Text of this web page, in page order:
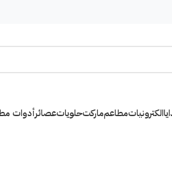
الكترونياتمطاعمماركتحلوياتعصائرأدوات